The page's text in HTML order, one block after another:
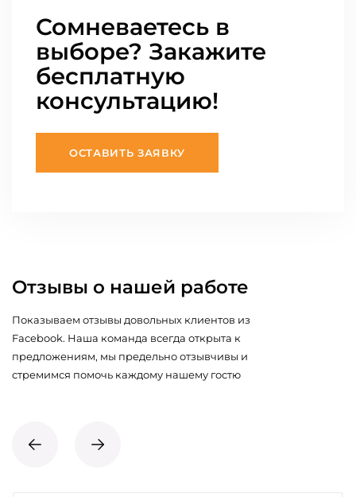
Сомневаетесь в
выборе? Закажите
бесплатную
консультацию!
ОСТАВИТЬ ЗАЯВКУ
Отзывы о нашей работе
Показываем отзывы довольных клиентов из
Facebook. Наша команда всегда открыта к
предложениям, мы предельно отзывчивы и
стремимся помочь каждому нашему гостю